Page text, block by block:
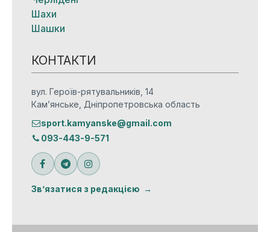
Шахи
Шашки
КОНТАКТИ
вул. Героїв-рятувальників, 14
Кам’янське, Дніпропетровська область
sport.kamyanske@gmail.com
093-443-9-571
Зв’язатися з редакцією